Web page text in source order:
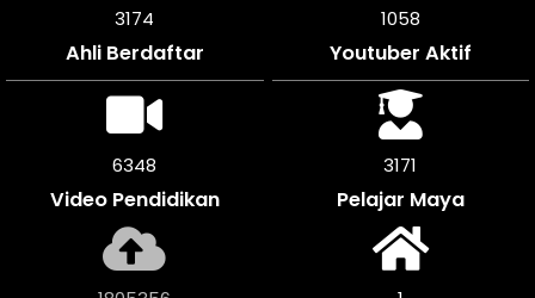
3453
Ahli Berdaftar
1150
Youtuber Aktif
6900
Video Pendidikan
3450
Pelajar Maya